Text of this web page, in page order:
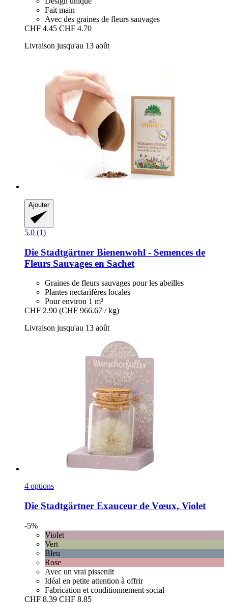
Fait main
Avec des graines de fleurs sauvages
CHF 4.45 CHF 4.70
Livraison jusqu'au 13 août
Ajouter
5.0 (1)
Die Stadtgärtner Bienenwohl -​ Semences de
Fleurs Sauvages en Sachet
Graines de fleurs sauvages pour les abeilles
Plantes nectarifères locales
Pour environ 1 m²
CHF 2.90 (CHF 966.67 / kg)
Livraison jusqu'au 13 août
4 options
Die Stadtgärtner Exauceur de Vœux, Violet
-5%
Violet
Vert
Bleu
Rose
Avec un vrai pissenlit
Idéal en petite attention à offrir
Fabrication et conditionnement social
CHF 8.39 CHF 8.85